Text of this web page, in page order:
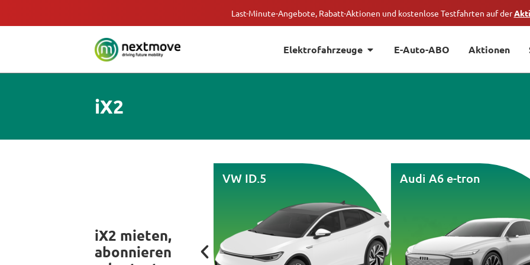
Last-Minute-Angebote, Rabatt-Aktionen und kostenlose Testfahrten auf der
Elektrofahrzeuge E-Auto-ABO Aktionen
iX2
iX2 mieten,
abonnieren
VW ID.5 Audi A6 e-tron